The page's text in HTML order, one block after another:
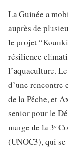
La Guinée a
auprès de
le projet
résilience
l’aquaculture.
d’une rencontre
de la Pêche, et
senior pour le
marge de la 3ᵉ
(UNOC3), qui